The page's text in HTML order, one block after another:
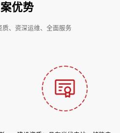
优势
、资深运维、全面服务